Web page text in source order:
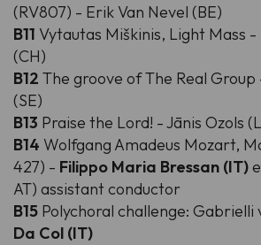
(RV807) - Erik Van Nevel (BE)
B11 Vytautas Miškinis, Light Mass
(CH)
B12 The groove of The Real Group
(SE)
B13 Praise the Lord! - Jānis Ozols
B14 Wolfgang Amadeus Mozart,
427) - Filippo Maria Bressan (IT)
AT) assistant conductor
B15 Polychoral challenge: Gabrielli
Da Col (IT)